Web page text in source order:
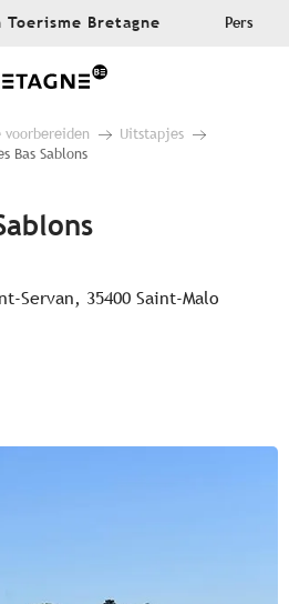
Bretagne Pers
Uitstapjes
Bas Sablons
Servan, 35400 Saint-Malo